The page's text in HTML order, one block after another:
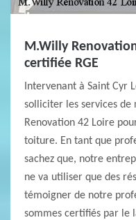
M.Willy
certifiée RGE
Intervenant à Saint Cyr
solliciter les services
Renovation 42 Loire
toiture. En tant que
sachez que, notre
ne va utiliser que des
témoigner de notre
sommes certifiés par le